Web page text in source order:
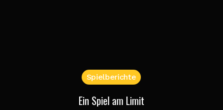
Spielberichte
Ein Spiel am Limit